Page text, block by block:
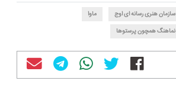
سازمان هنری رسانه ای اوج
ماوا
نماهنگ همچون پرستوها